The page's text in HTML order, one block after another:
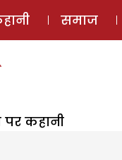
समाज
कहानी